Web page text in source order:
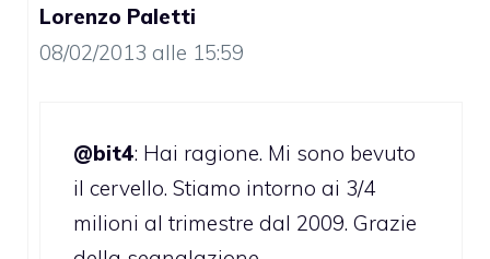
Lorenzo Paletti
08/02/2013 alle 15:59
@bit4: Hai ragione. Mi sono bevuto
il cervello. Stiamo intorno ai 3/4
milioni al trimestre dal 2009. Grazie